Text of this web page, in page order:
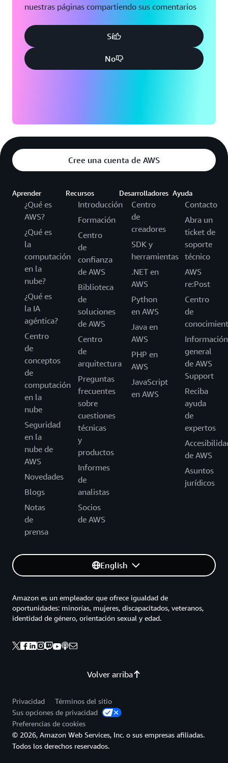
nuestras páginas compartiendo sus comentarios
Sí
No
Cree una cuenta de AWS
Aprender
¿Qué es
AWS?
¿Qué es
la
computación
en la
nube?
¿Qué es
la IA
agéntica?
Centro
de
conceptos
de
computación
en la
nube
Seguridad
en la
nube de
AWS
Novedades
Blogs
Notas
de
prensa
Recursos
Introducción
Formación
Centro
de
confianza
de AWS
Biblioteca
de
soluciones
de AWS
Centro
de
arquitectura
Preguntas
frecuentes
sobre
cuestiones
técnicas
y
productos
Informes
de
analistas
Socios
de AWS
Desarrolladores
Centro
de
creadores
SDK y
herramientas
.NET en
AWS
Python
en AWS
Java en
AWS
PHP en
AWS
JavaScript
en AWS
Ayuda
Contacto
Abra un
ticket de
soporte
técnico
AWS
re:Post
Centro
de
Información
general
de AWS
Support
Reciba
ayuda
de
expertos
de AWS
Asuntos
jurídicos
English
Volver arriba
Amazon es un empleador que ofrece igualdad de
oportunidades: minorías, mujeres, discapacitados, veteranos,
identidad de género, orientación sexual y edad.
Privacidad
Términos del sitio
Sus opciones de privacidad
Preferencias de cookies
© 2026, Amazon Web Services, Inc. o sus empresas afiliadas.
Todos los derechos reservados.